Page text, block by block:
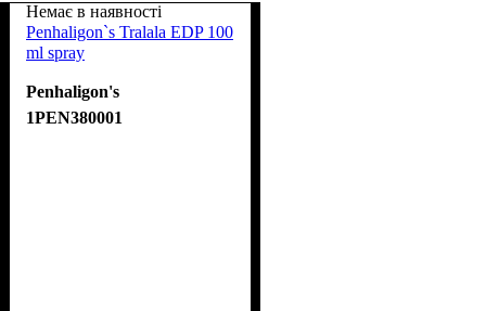
Немає в наявності
Penhaligon`s Tralala EDP 100
ml spray
Penhaligon's
1PEN380001